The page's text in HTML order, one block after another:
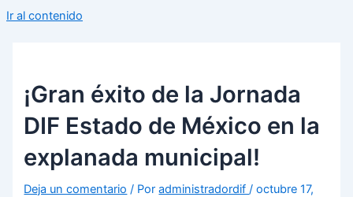
Ir al contenido
¡Gran éxito de la Jornada
DIF Estado de México en la
explanada municipal!
Deja un comentario / Poradministradordif/octubre 17,